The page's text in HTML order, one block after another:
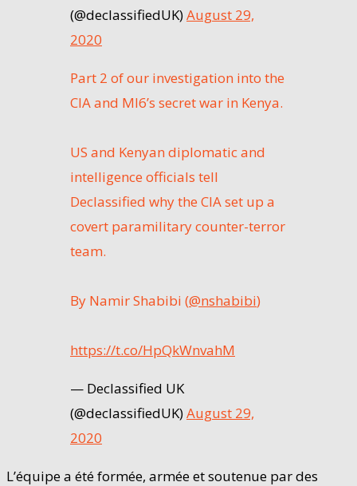
(@declassifiedUK)August 29,
2020
Part 2 of our investigation into the
CIA and MI6’s secret war in Kenya.
US and Kenyan diplomatic and
intelligence officials tell
Declassified why the CIA set up a
covert paramilitary counter-terror
team.
By Namir Shabibi (@nshabibi)
https://t.co/HpQkWnvahM
— Declassified UK
(@declassifiedUK)August 29,
2020
L’équipe a été formée, armée et soutenue par des